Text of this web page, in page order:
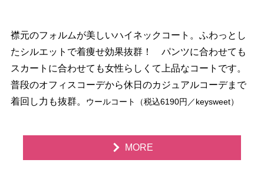
襟元のフォルムが美しいハイネックコート。ふわっとし
たシルエットで着痩せ効果抜群！ パンツに合わせても
スカートに合わせても女性らしくて上品なコートです。
普段のオフィスコーデから休日のカジュアルコーデまで
着回し力も抜群。 ウールコート（税込6190円／keysweet）
MORE